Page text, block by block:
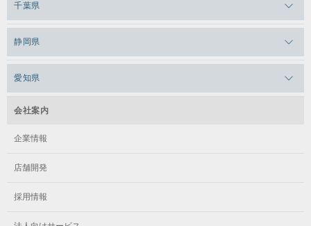
メガロス田端
メガロスルフレ田端
メガロスキッズ錦糸町
メガロス葛飾
メガロスルフレ武蔵小金井
メガロス小平テニススクール
メガロスルフレ上永谷
メガロス日吉
メガロス綱島
メガロスルフレ綱島
メガロス市ヶ尾
メガロス鷺沼
メガロスルフレ草加
千葉県
メガロス本八幡
静岡県
愛知県
メガロステラッセ納屋橋
メガロス千種
会社案内
企業情報
店舗開発
採用情報